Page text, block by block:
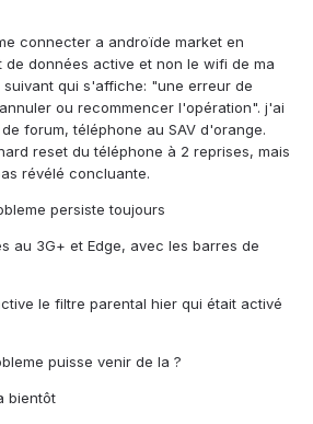
connecter a androïde market en
données active et non le wifi de ma
qui s'affiche: "une erreur de
ou recommencer l'opération". j'ai
forum, téléphone au SAV d'orange.
reset du téléphone à 2 reprises, mais
révélé concluante.
persiste toujours
au 3G+ et Edge, avec les barres de
le filtre parental hier qui était activé
puisse venir de la ?
bientôt